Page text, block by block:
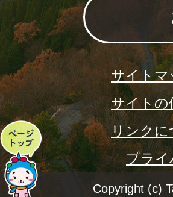
ペ
ー
ジ
サイトマ
サイトの
リンクに
プラ
Copyright (c)